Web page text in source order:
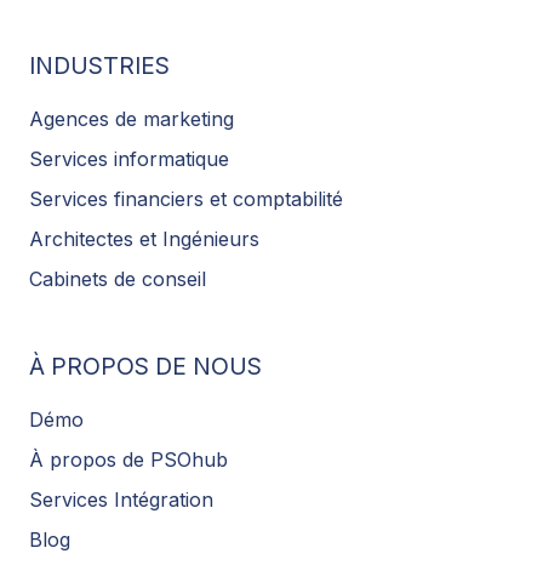
INDUSTRIES
Agences de marketing
Services informatique
Services financiers et comptabilité
Architectes et Ingénieurs
Cabinets de conseil
À PROPOS DE NOUS
Démo
À propos de PSOhub
Services Intégration
Blog